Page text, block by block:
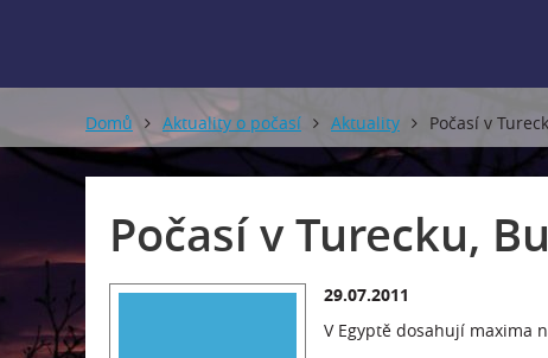
Domů Aktuality o počasí Aktuality Počasí v
Počasí v Turecku,
29.07.2011
V Egyptě dosahují maxima